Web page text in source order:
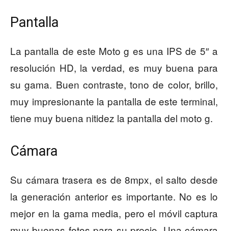
Pantalla
La pantalla de este Moto g es una IPS de 5″ a
resolución HD, la verdad, es muy buena para
su gama. Buen contraste, tono de color, brillo,
muy impresionante la pantalla de este terminal,
tiene muy buena nitidez la pantalla del moto g.
Cámara
Su cámara trasera es de 8mpx, el salto desde
la generación anterior es importante. No es lo
mejor en la gama media, pero el móvil captura